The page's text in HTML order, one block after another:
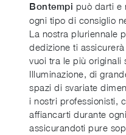
Bontempi può darti e
ogni tipo di consiglio
La nostra pluriennale
dedizione ti
vuoi tra le più originali
Illuminazione, di
spazi di svariate
i nostri professionisti,
affiancarti durante
assicurandoti pure